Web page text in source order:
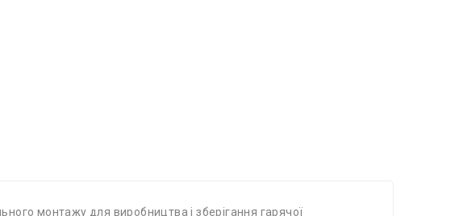
монтажу для виробництва і зберігання гарячої